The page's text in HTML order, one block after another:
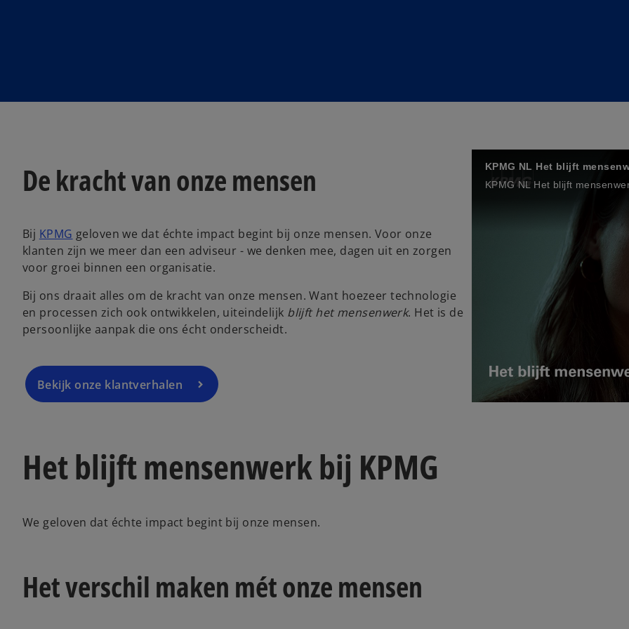
De kracht van onze mensen
Bij KPMG geloven we dat échte impact begint bij onze mensen. Voor onze
klanten zijn we meer dan een adviseur - we denken mee, dagen uit en zorgen
voor groei binnen een organisatie.
Bij ons draait alles om de kracht van onze mensen. Want hoezeer technologie
en processen zich ook ontwikkelen, uiteindelijk blijft het mensenwerk. Het is de
persoonlijke aanpak die ons écht onderscheidt.
Bekijk onze klantverhalen
KPMG NL Het blijft
KPMG NL Het blijft
Het blijft mensenwerk bij KPMG
We geloven dat échte impact begint bij onze mensen.
Het verschil maken mét onze mensen